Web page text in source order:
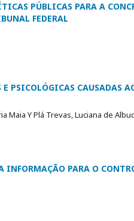
PÚBLICAS PARA A
FEDERAL
E PSICOLÓGICAS
Maia Y Plá Trevas, Luciana de
INFORMAÇÃO PARA O